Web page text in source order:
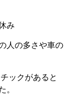
み
人の多さや車の
ックがあると
。